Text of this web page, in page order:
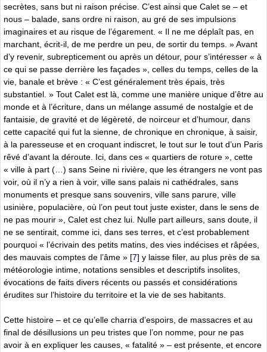
secrètes, sans but ni raison précise. C’est ainsi que Calet se – et
nous – balade, sans ordre ni raison, au gré de ses impulsions
imaginaires et au risque de l’égarement. « Il ne me déplaît pas, en
marchant, écrit-il, de me perdre un peu, de sortir du temps. » Avant
d’y revenir, subrepticement ou après un détour, pour s’intéresser « à
ce qui se passe derrière les façades », celles du temps, celles de la
vie, banale et brève : « C’est généralement très épais, très
substantiel. » Tout Calet est là, comme une manière unique d’être au
monde et à l’écriture, dans un mélange assumé de nostalgie et de
fantaisie, de gravité et de légèreté, de noirceur et d’humour, dans
cette capacité qui fut la sienne, de chronique en chronique, à saisir,
à la paresseuse et en croquant indiscret, le tout sur le tout d’un Paris
rêvé d’avant la déroute. Ici, dans ces « quartiers de roture », cette
« ville à part (…) sans Seine ni rivière, que les étrangers ne vont pas
voir, où il n’y a rien à voir, ville sans palais ni cathédrales, sans
monuments et presque sans souvenirs, ville sans parure, ville
usinière, populacière, où l’on peut tout juste exister, dans le sens de
ne pas mourir », Calet est chez lui. Nulle part ailleurs, sans doute, il
ne se sentirait, comme ici, dans ses terres, et c’est probablement
pourquoi « l’écrivain des petits matins, des vies indécises et râpées,
des mauvais comptes de l’âme » [7] y laisse filer, au plus près de sa
météorologie intime, notations sensibles et descriptifs insolites,
évocations de faits divers récents ou passés et considérations
érudites sur l’histoire du territoire et la vie de ses habitants.
Cette histoire – et ce qu’elle charria d’espoirs, de massacres et au
final de désillusions un peu tristes que l’on nomme, pour ne pas
avoir à en expliquer les causes, « fatalité » – est présente, et encore